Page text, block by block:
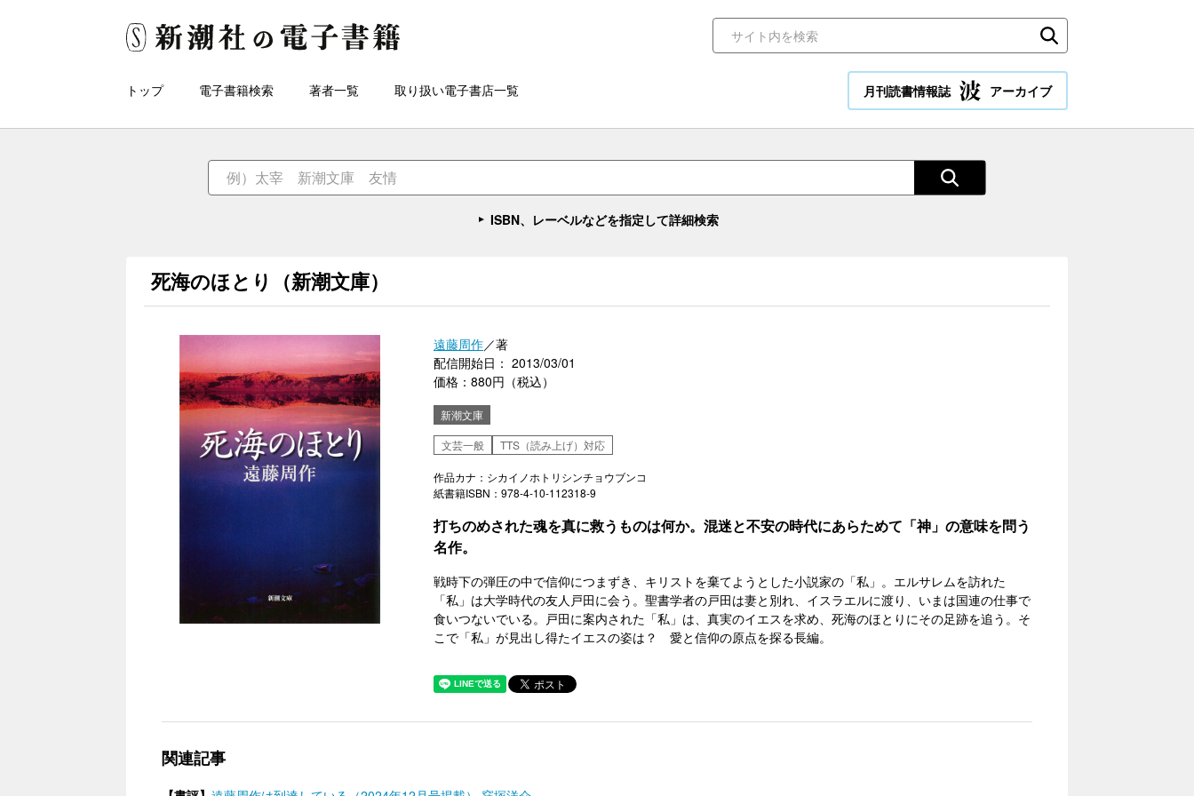
トップ 電子書籍検索 著者一覧 取り扱い電子書店一覧 月刊読書情報誌 アーカイブ
ISBN、レーベルなどを指定して詳細検索
死海のほとり（新潮文庫）
遠藤周作／著
配信開始日： 2013/03/01
価格：880円（税込）
新潮文庫
文芸一般
TTS（読み上げ）対応
作品カナ：シカイノホトリシンチョウブンコ
紙書籍ISBN：978-4-10-112318-9
打ちのめされた魂を真に救うものは何か。混迷と不安の時代にあらためて「神」の意味を問う
名作。
戦時下の弾圧の中で信仰につまずき、キリストを棄てようとした小説家の「私」。エルサレムを訪れた
「私」は大学時代の友人戸田に会う。聖書学者の戸田は妻と別れ、イスラエルに渡り、いまは国連の仕事で
食いつないでいる。戸田に案内された「私」は、真実のイエスを求め、死海のほとりにその足跡を追う。そ
こで「私」が見出し得たイエスの姿は？ 愛と信仰の原点を探る長編。
関連記事